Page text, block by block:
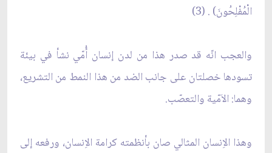
الْمُفْلِحُونَ) . (3)
والعجب انّه قد صدر هذا من لدن إنسان أُمّي نشأ في بيئة
تسودها خصلتان على جانب الضد من هذا النمط من التشريع،
وهما: الاَمّية والتعصّب.
وهذا الاِنسان المثالي صان بأنظمته كرامة الاِنسان، ورفعه إلى